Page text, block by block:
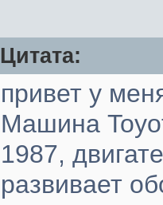
Цитата:
привет у
Машина
1987,
развивает